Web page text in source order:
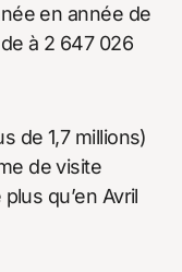
en année de
à 2 647 026
de 1,7 millions)
de visite
qu’en Avril